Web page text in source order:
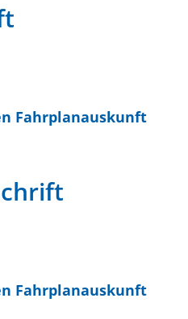
Fahrplanauskunft
Fahrplanauskunft